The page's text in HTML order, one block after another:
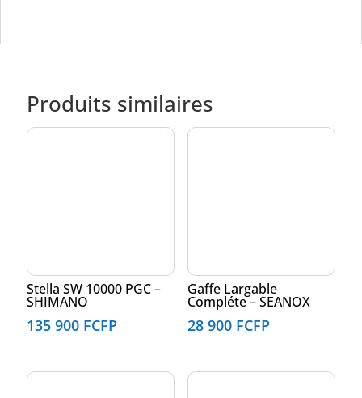
Produits similaires
Stella SW 10000 PGC –
SHIMANO
135 900 FCFP
Gaffe Largable
Compléte – SEANOX
28 900 FCFP